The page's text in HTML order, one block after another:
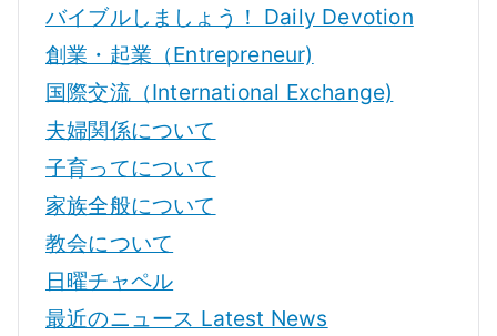
バイブルしましょう！ Daily Devotion
創業・起業（Entrepreneur)
国際交流（International Exchange)
夫婦関係について
子育ってについて
家族全般について
教会について
日曜チャペル
最近のニュース Latest News